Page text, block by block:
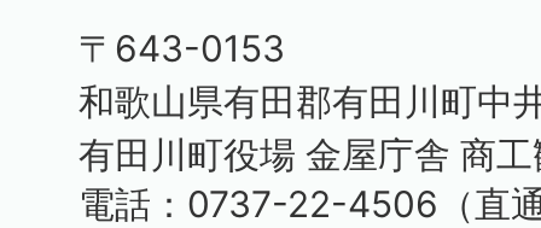
〒643-0153
和歌山県有田郡有田川町中
有田川町役場 金屋庁舎 商
電話：0737-22-4506（直